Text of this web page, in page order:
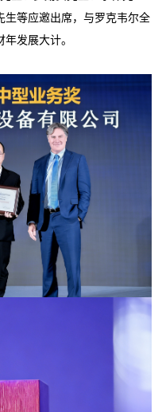
生等应邀出席，与罗克韦尔全
发展大计。